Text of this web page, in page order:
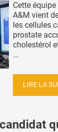
Cette équipe
A&M vient
les cellules
prostate
cholestérol
...
LIRE LA